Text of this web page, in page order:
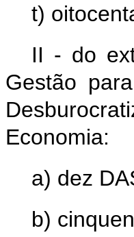
t)
II - do
Gestão
Economia:
a) dez
b)